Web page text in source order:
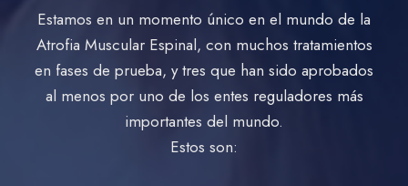
Estamos en un momento único en el mundo de la
Atrofia Muscular Espinal, con muchos tratamientos
en fases de prueba, y tres que han sido aprobados
al menos por uno de los entes reguladores más
importantes del mundo.
Estos son: